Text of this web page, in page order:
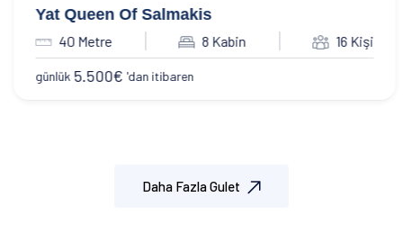
Yat Queen Of Salmakis
40 Metre 8 Kabin 16 Kişi
günlük 5.500€ 'dan itibaren
Daha Fazla Gulet